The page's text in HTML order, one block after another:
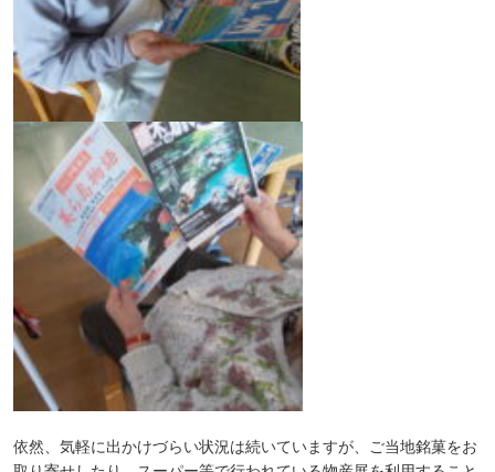
依然、気軽に出かけづらい状況は続いていますが、ご当地銘菓をお